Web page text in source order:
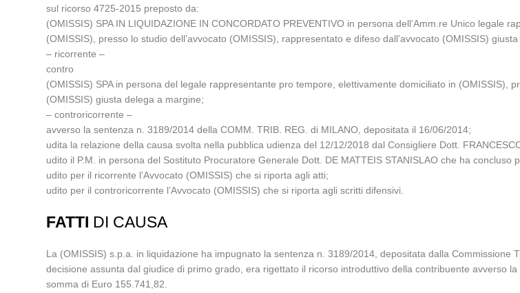
sul ricorso 4725-2015 preposto da:
(OMISSIS) SPA IN LIQUIDAZIONE IN CONCORDATO PREVENTIVO in persona dell’Amm.re Unico legale
(OMISSIS), presso lo studio dell’avvocato (OMISSIS), rappresentato e difeso dall’avvocato (OMISSIS)
– ricorrente –
contro
(OMISSIS) SPA in persona del legale rappresentante pro tempore, elettivamente domiciliato in (OMISSIS),
(OMISSIS) giusta delega a margine;
– controricorrente –
avverso la sentenza n. 3189/2014 della COMM. TRIB. REG. di MILANO, depositata il 16/06/2014;
udita la relazione della causa svolta nella pubblica udienza del 12/12/2018 dal Consigliere Dott.
udito il P.M. in persona del Sostituto Procuratore Generale Dott. DE MATTEIS STANISLAO che ha
udito per il ricorrente l’Avvocato (OMISSIS) che si riporta agli atti;
udito per il controricorrente l’Avvocato (OMISSIS) che si riporta agli scritti difensivi.
FATTI DI CAUSA
La (OMISSIS) s.p.a. in liquidazione ha impugnato la sentenza n. 3189/2014, depositata dalla
decisione assunta dal giudice di primo grado, era rigettato il ricorso introduttivo della contribuente avverso
somma di Euro 155.741,82.